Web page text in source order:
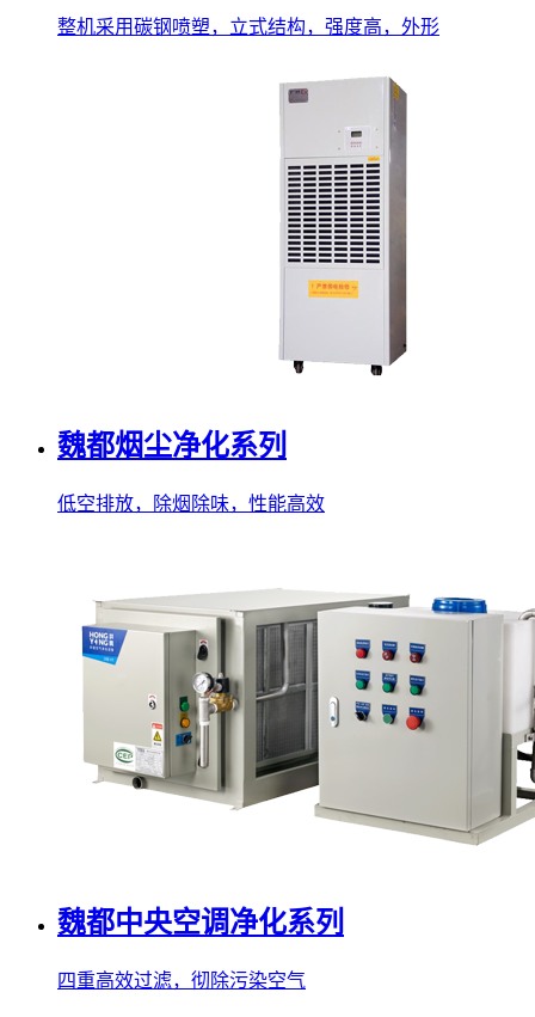
整机采用碳钢喷塑，立式结构，强度高，外形
魏都烟尘净化系列
低空排放，除烟除味，性能高效
魏都中央空调净化系列
四重高效过滤，彻除污染空气